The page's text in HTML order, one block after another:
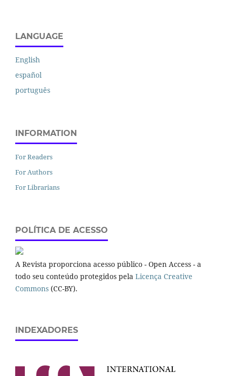
LANGUAGE
English
español
português
INFORMATION
For Readers
For Authors
For Librarians
POLÍTICA DE ACESSO
A Revista proporciona acesso público - Open Access - a
todo seu conteúdo protegidos pela Licença Creative
Commons (CC-BY).
INDEXADORES